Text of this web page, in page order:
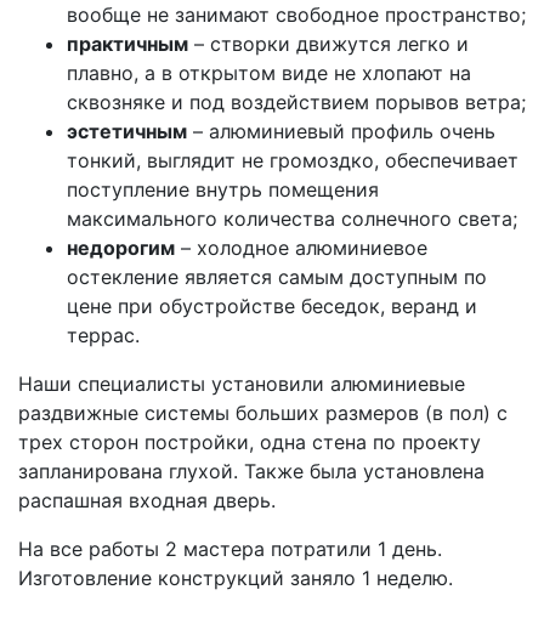
вообще не занимают свободное пространство;
практичным – створки движутся легко и
плавно, а в открытом виде не хлопают на
сквозняке и под воздействием порывов ветра;
эстетичным – алюминиевый профиль очень
тонкий, выглядит не громоздко, обеспечивает
поступление внутрь помещения
максимального количества солнечного света;
недорогим – холодное алюминиевое
остекление является самым доступным по
цене при обустройстве беседок, веранд и
террас.
Наши специалисты установили алюминиевые
раздвижные системы больших размеров (в пол) с
трех сторон постройки, одна стена по проекту
запланирована глухой. Также была установлена
распашная входная дверь.
На все работы 2 мастера потратили 1 день.
Изготовление конструкций заняло 1 неделю.